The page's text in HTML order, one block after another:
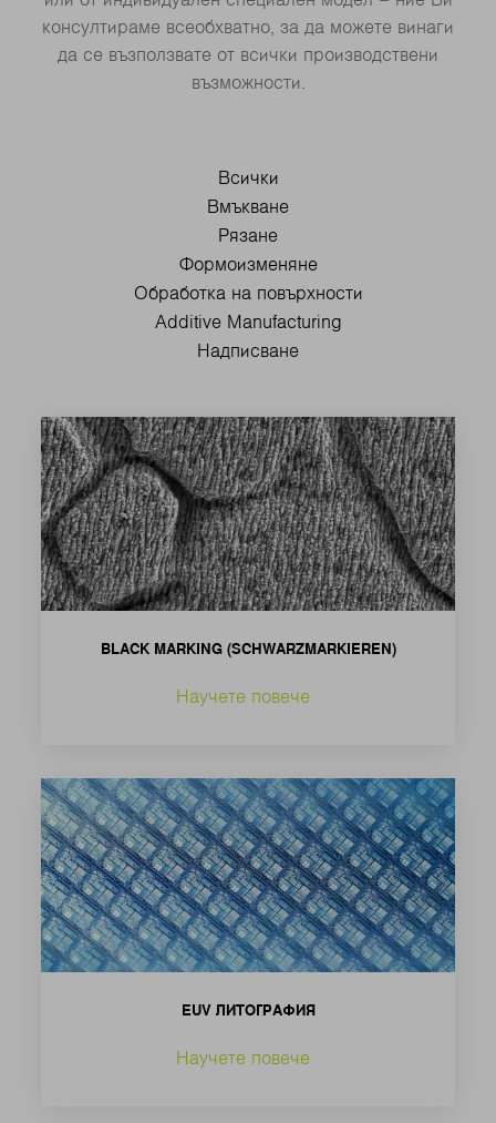
консултираме всеобхватно, за да можете винаги
да се възползвате от всички производствени
възможности.
BLACK MARKING (SCHWARZMARKIEREN)
Научете повече
EUV ЛИТОГРАФИЯ
Научете повече